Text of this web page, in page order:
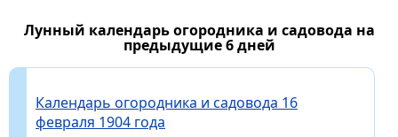
Лунный календарь огородника и садовода на
предыдущие 6 дней
Календарь огородника и садовода 16
февраля 1904 года